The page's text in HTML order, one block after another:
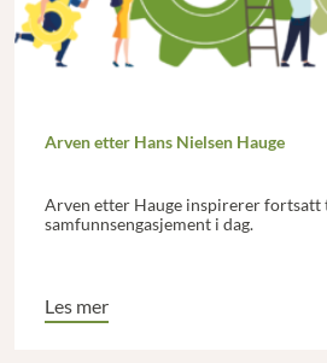
Arven etter Hans Nielsen Hauge
Arven etter Hauge inspirerer
samfunnsengasjement i dag.
Les mer